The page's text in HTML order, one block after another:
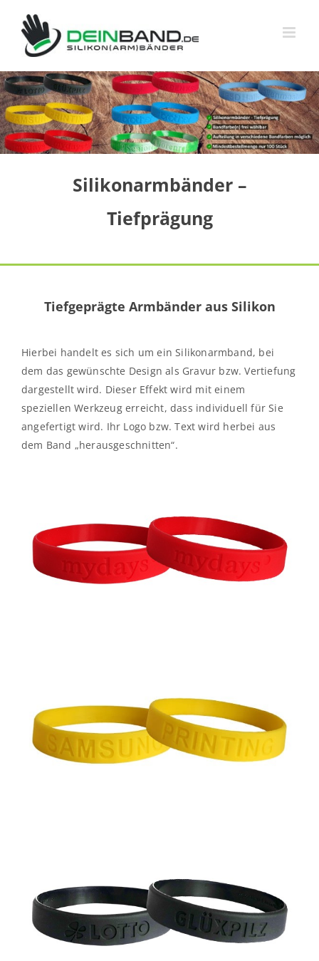
Inhalt
springen
Silikonarmbänder –
Tiefprägung
Tiefgeprägte Armbänder aus Silikon
Hierbei handelt es sich um ein Silikonarmband, bei
dem das gewünschte Design als Gravur bzw. Vertiefung
dargestellt wird. Dieser Effekt wird mit einem
speziellen Werkzeug erreicht, dass individuell für Sie
angefertigt wird. Ihr Logo bzw. Text wird herbei aus
dem Band „herausgeschnitten“.